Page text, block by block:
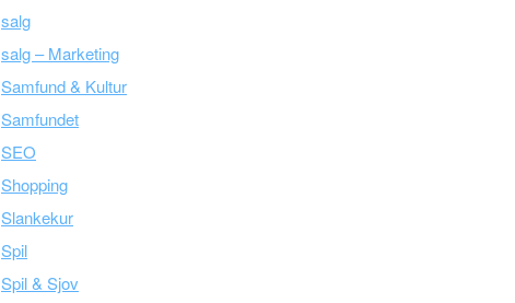
salg
salg – Marketing
Samfund & Kultur
Samfundet
SEO
Shopping
Slankekur
Spil
Spil & Sjov